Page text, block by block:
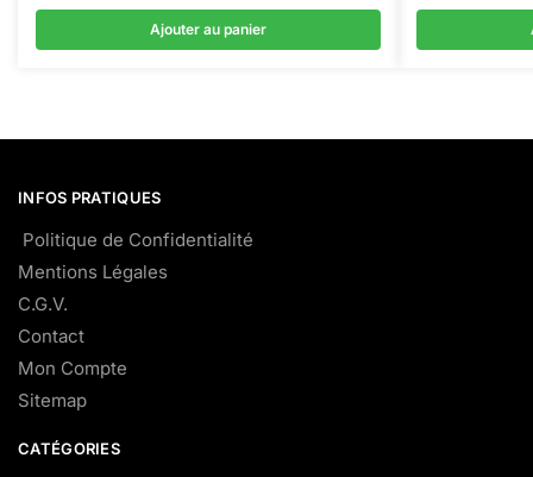
Ajouter au panier
INFOS PRATIQUES
Politique de Confidentialité
Mentions Légales
C.G.V.
Contact
Mon Compte
Sitemap
CATÉGORIES